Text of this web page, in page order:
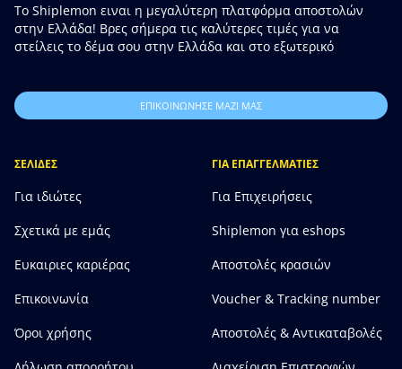
Το Shiplemon ειναι η μεγαλύτερη πλατφόρμα αποστολών
στην Ελλάδα! Βρες σήμερα τις καλύτερες τιμές για να
στείλεις το δέμα σου στην Ελλάδα και στο εξωτερικό
ΕΠΙΚΟΙΝΩΝΗΣΕ ΜΑΖΙ ΜΑΣ
ΣΕΛΙΔΕΣ
Για ιδιώτες
Σχετικά με εμάς
Ευκαιριες καριέρας
Επικοινωνία
Όροι χρήσης
ΓΙΑ ΕΠΑΓΓΕΛΜΑΤΙΕΣ
Για Επιχειρήσεις
Shiplemon για eshops
Αποστολές κρασιών
Voucher & Tracking number
Αποστολές & Αντικαταβολές